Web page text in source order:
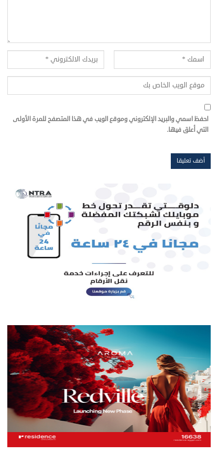
احفظ اسمي والبريد الإلكتروني وموقع الويب في هذا المتصفح للمرة الأولى
التي أعلق فيها.